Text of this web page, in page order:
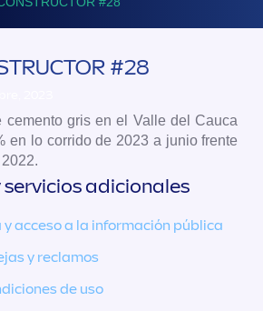
#28
cemento gris en el Valle del Cauca
en lo corrido de 2023 a junio frente
adicionales
acceso a la información pública
y reclamos
de uso